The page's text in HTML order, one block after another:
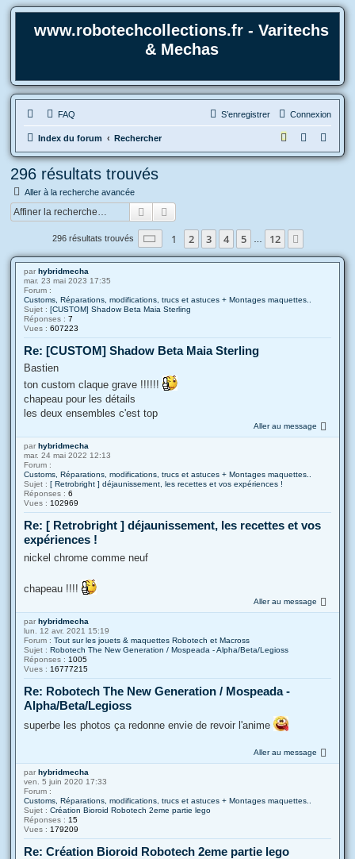
www.robotechcollections.fr - Varitechs
& Mechas
FAQ Connexion
S’enregistrer
Index du forum Rechercher
e
c
296 résultats trouvés
Aller à la recherche avancée
Rechercher
296 résultats trouvés Page 1sur12
1 2 3 4 5 12
par hybridmecha
mar. 23 mai 2023 17:35
Forum :
Customs, Réparations, modifications, trucs et astuces + Montages maquettes..
Sujet : [CUSTOM] Shadow Beta Maia Sterling
Réponses : 7
Vues : 607223
Re: [CUSTOM] Shadow Beta Maia Sterling
Bastien
ton custom claque grave !!!!!!
chapeau pour les détails
les deux ensembles c'est top
Aller au message
par hybridmecha
mar. 24 mai 2022 12:13
Forum :
Customs, Réparations, modifications, trucs et astuces + Montages maquettes..
Sujet : [ Retrobright ] déjaunissement, les recettes et vos expériences !
Réponses : 6
Vues : 102969
Re: [ Retrobright ] déjaunissement, les recettes et vos
expériences !
nickel chrome comme neuf
chapeau !!!!
Aller au message
par hybridmecha
lun. 12 avr. 2021 15:19
Forum : Tout sur les jouets & maquettes Robotech et Macross
Sujet : Robotech The New Generation / Mospeada - Alpha/Beta/Legioss
Réponses : 1005
Vues : 16777215
Re: Robotech The New Generation / Mospeada -
Alpha/Beta/Legioss
superbe les photos ça redonne envie de revoir l'anime
Aller au message
par hybridmecha
ven. 5 juin 2020 17:33
Forum :
Customs, Réparations, modifications, trucs et astuces + Montages maquettes..
Sujet : Création Bioroid Robotech 2eme partie lego
Réponses : 15
Vues : 179209
Re: Création Bioroid Robotech 2eme partie lego